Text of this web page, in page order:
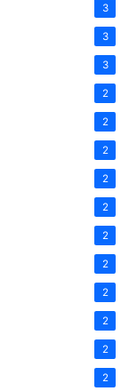
3
3
3
2
2
2
2
2
2
2
2
2
2
2